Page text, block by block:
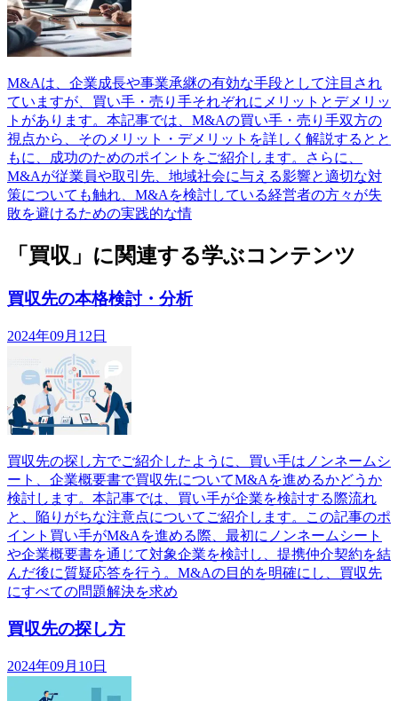
M&Aは、企業成長や事業承継の有効な手段として注目され
ていますが、買い手・売り手それぞれにメリットとデメリッ
トがあります。本記事では、M&Aの買い手・売り手双方の
視点から、そのメリット・デメリットを詳しく解説するとと
もに、成功のためのポイントをご紹介します。さらに、
M&Aが従業員や取引先、地域社会に与える影響と適切な対
策についても触れ、M&Aを検討している経営者の方々が失
敗を避けるための実践的な情
「買収」に関連する学ぶコンテンツ
買収先の本格検討・分析
2024年09月12日
買収先の探し方でご紹介したように、買い手はノンネームシ
ート、企業概要書で買収先についてM&Aを進めるかどうか
検討します。本記事では、買い手が企業を検討する際流れ
と、陥りがちな注意点についてご紹介します。この記事のポ
イント買い手がM&Aを進める際、最初にノンネームシート
や企業概要書を通じて対象企業を検討し、提携仲介契約を結
んだ後に質疑応答を行う。M&Aの目的を明確にし、買収先
にすべての問題解決を求め
買収先の探し方
2024年09月10日